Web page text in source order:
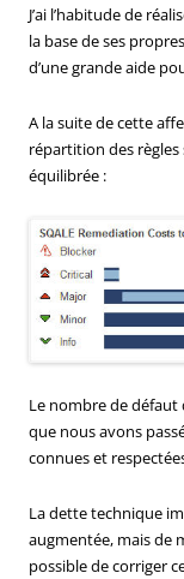
J’ai l’habitude de
la base de ses
d’une grande aide
A la suite de cette
répartition des
équilibrée :
Le nombre de défaut
que nous avons
connues et
La dette technique
augmentée, mais de
possible de corriger